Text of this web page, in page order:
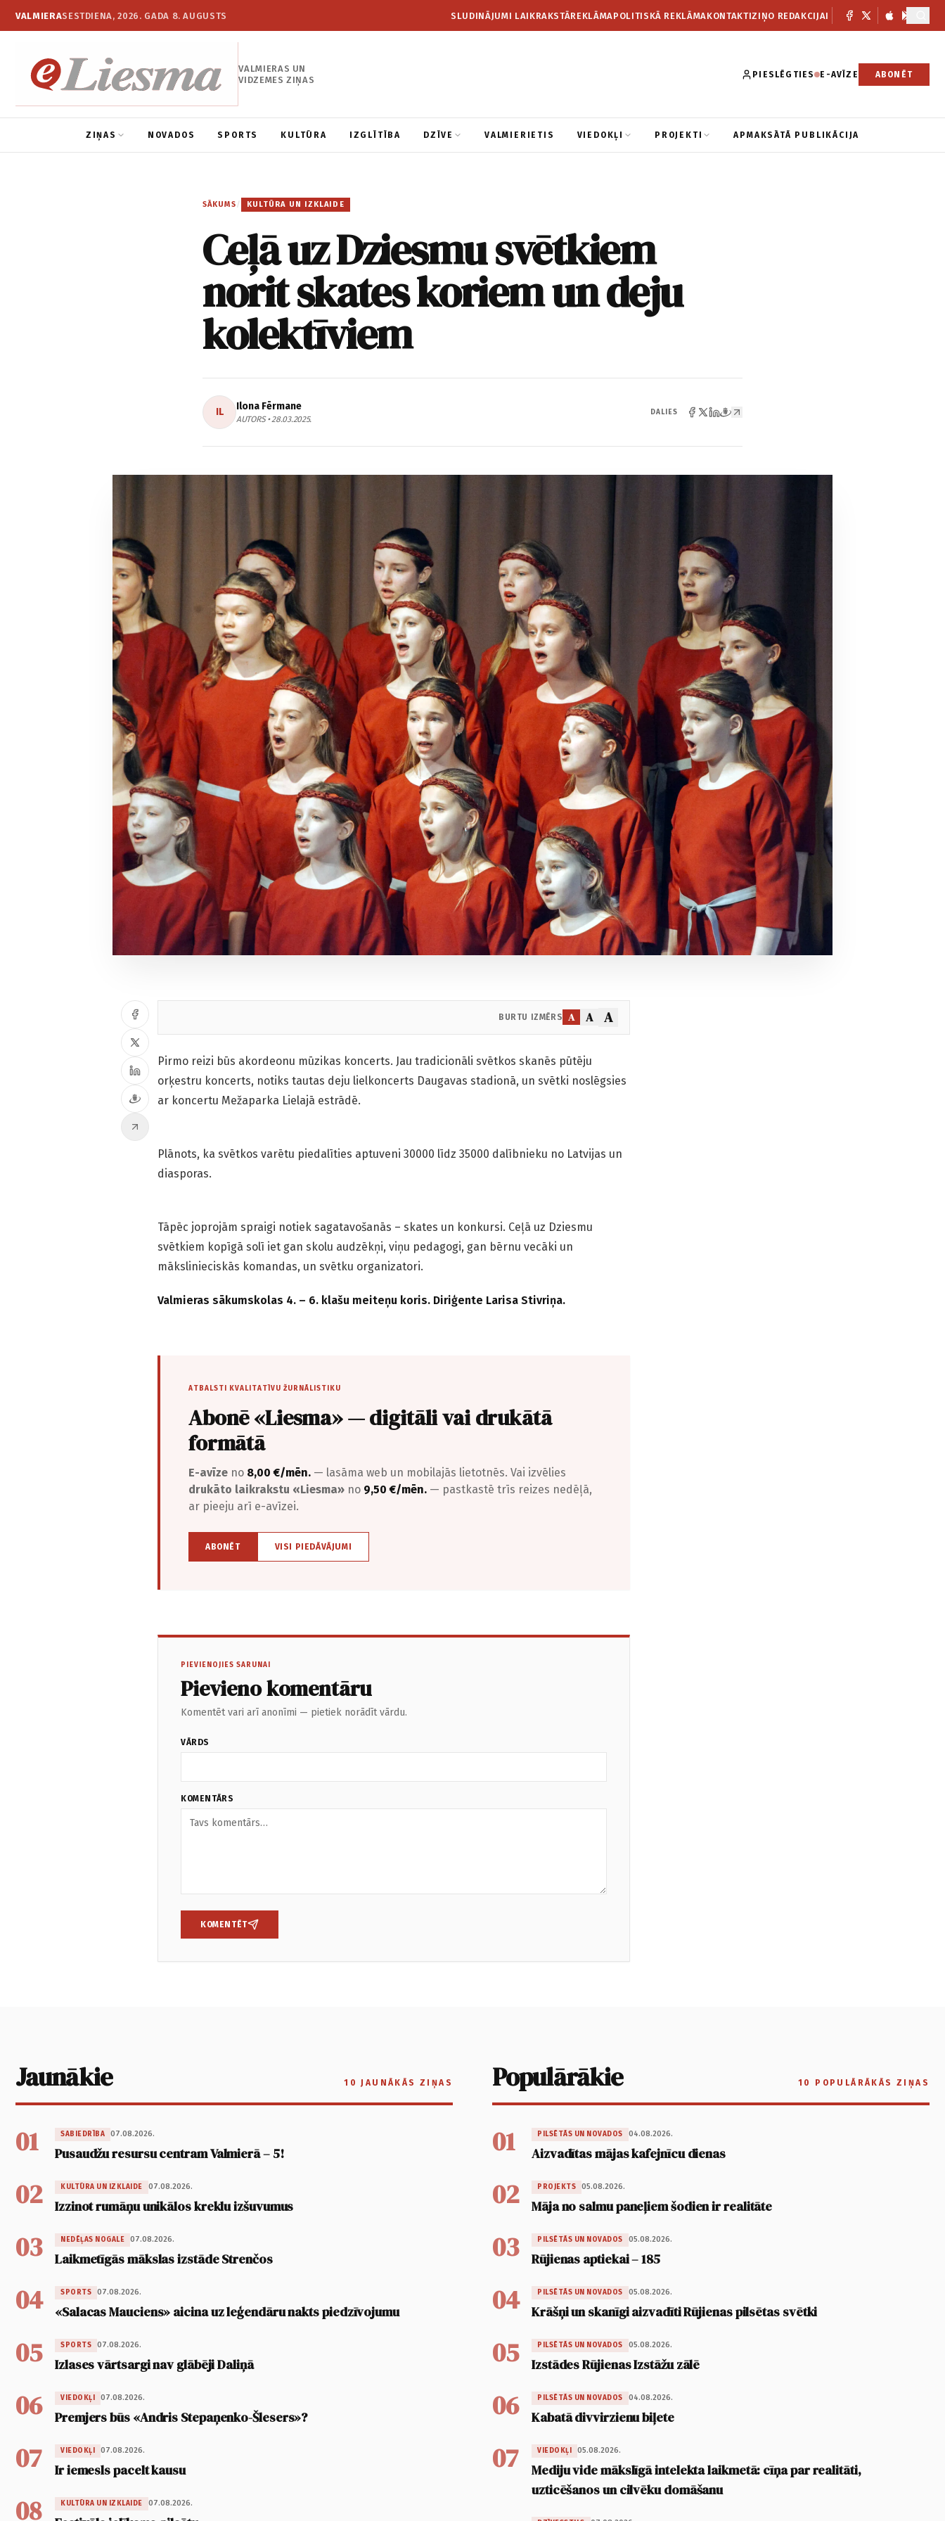
VALMIERASESTDIENA, 2026. GADA 8. AUGUSTS SLUDINĀJUMI LAIKRAKSTĀREKLĀMAPOLITISKĀ REKLĀMAKONTAKTIZIŅO REDAKCIJAI
VALMIERAS UN
VIDZEMES ZIŅAS
PIESLĒGTIES E-AVĪZE ABONĒT
ZIŅAS NOVADOS SPORTS KULTŪRA IZGLĪTĪBA DZĪVE VALMIERIETIS VIEDOKĻI PROJEKTI APMAKSĀTĀ PUBLIKĀCIJA
SĀKUMS / KULTŪRA UN IZKLAIDE
Ceļā uz Dziesmu svētkiem
norit skates koriem un deju
kolektīviem
IL Ilona Fērmane
AUTORS • 28.03.2025.
DALIES
BURTU IZMĒRS A A A
Pirmo reizi būs akordeonu mūzikas koncerts. Jau tradicionāli svētkos skanēs pūtēju
orķestru koncerts, notiks tautas deju lielkoncerts Daugavas stadionā, un svētki noslēgsies
ar koncertu Mežaparka Lielajā estrādē.
Plānots, ka svētkos varētu piedalīties aptuveni 30000 līdz 35000 dalībnieku no Latvijas un
dia­sporas.
Tāpēc joprojām spraigi notiek sagatavošanās – skates un konkursi. Ceļā uz Dziesmu
svētkiem kopīgā solī iet gan skolu audzēkņi, viņu pedagogi, gan bērnu vecāki un
mākslinieciskās komandas, un svētku organizatori.
Valmieras sākumskolas 4. – 6. klašu meiteņu koris. Diriģente Larisa Stivriņa.
ATBALSTI KVALITATĪVU ŽURNĀLISTIKU
Abonē «Liesma» — digitāli vai drukātā
formātā
E-avīze no 8,00 €/mēn. — lasāma web un mobilajās lietotnēs. Vai izvēlies
drukāto laikrakstu «Liesma» no 9,50 €/mēn. — pastkastē trīs reizes nedēļā,
ar pieeju arī e-avīzei.
ABONĒT VISI PIEDĀVĀJUMI
PIEVIENOJIES SARUNAI
Pievieno komentāru
Komentēt vari arī anonīmi — pietiek norādīt vārdu.
VĀRDS
KOMENTĀRS
KOMENTĒT
Jaunākie 10 JAUNĀKĀS ZIŅAS
01 SABIEDRĪBA 07.08.2026.
Pusaudžu resursu centram Valmierā – 5!
02 KULTŪRA UN IZKLAIDE 07.08.2026.
Izzinot rumāņu unikālos kreklu izšuvumus
03 NEDĒĻAS NOGALE 07.08.2026.
Laikmetīgās mākslas izstāde Strenčos
04 SPORTS 07.08.2026.
«Salacas Mauciens» aicina uz leģendāru nakts piedzīvojumu
05 SPORTS 07.08.2026.
Izlases vārtsargi nav glābēji Daliņā
06 VIEDOKĻI 07.08.2026.
Premjers būs «Andris Stepaņenko-Šlesers»?
07 VIEDOKĻI 07.08.2026.
Ir iemesls pacelt kausu
08 KULTŪRA UN IZKLAIDE 07.08.2026.
Populārākie 10 POPULĀRĀKĀS ZIŅAS
01 PILSĒTĀS UN NOVADOS 04.08.2026.
Aizvadītas mājas kafejnīcu dienas
02 PROJEKTS 05.08.2026.
Māja no salmu paneļiem šodien ir realitāte
03 PILSĒTĀS UN NOVADOS 05.08.2026.
Rūjienas aptiekai – 185
04 PILSĒTĀS UN NOVADOS 05.08.2026.
Krāšņi un skanīgi aizvadīti Rūjienas pilsētas svētki
05 PILSĒTĀS UN NOVADOS 05.08.2026.
Izstādes Rūjienas Izstāžu zālē
06 PILSĒTĀS UN NOVADOS 04.08.2026.
Kabatā divvirzienu biļete
07 VIEDOKĻI 05.08.2026.
Mediju vide mākslīgā intelekta laikmetā: cīņa par realitāti,
uzticēšanos un cilvēku domāšanu